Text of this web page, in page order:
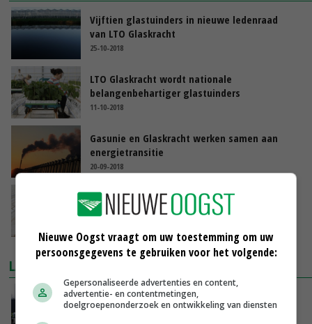
Vijftien glastuinders in nieuwe ledenraad
van LTO Glaskracht
25-10-2018
LTO Glaskracht wordt nationale
belangenbehartiger glastuinders
11-10-2018
Gasunie en Glaskracht werken samen aan
energietransitie
20-09-2018
Glastuinders stemmen in met
innovatieprogramma's
LAATSTE NIEUWS
Gemiddelde Europese melkprijs daalt licht in
juni
Nieuwe Oogst vraagt om uw toestemming om uw
persoonsgegevens te gebruiken voor het volgende:
Gepersonaliseerde advertenties en content,
advertentie- en contentmetingen,
doelgroepenonderzoek en ontwikkeling van diensten